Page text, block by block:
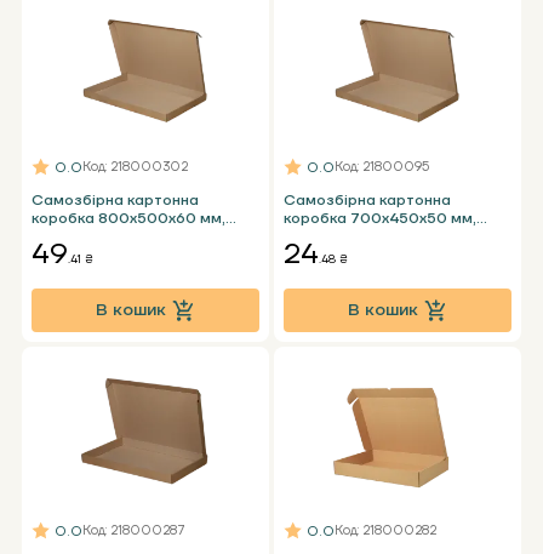
Самозбірна картонна
коробка 800х500х60 мм,
0.0Код: 218000302
49.41 ₴
В кошик
Самозбірна картонна
коробка 700х450х50 мм,
0.0Код: 21800095
24.48 ₴
В кошик
0.0Код: 218000287 0.0Код: 218000282